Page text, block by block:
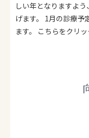
しい年となりま
げます。 1月の診療予
ます。 こちらをクリ